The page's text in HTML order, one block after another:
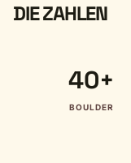
DIE ZAHLEN
40+
BOULDER